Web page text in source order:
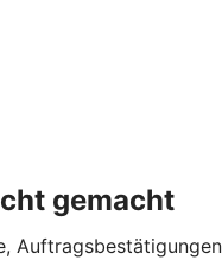
gemacht
Auftragsbestätigungen